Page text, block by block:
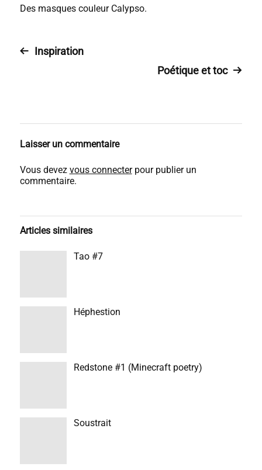
Des masques couleur Calypso.
Inspiration
Poétique et toc
Laisser un commentaire
Vous devez vous connecterpour publier un
commentaire.
Articles similaires
Tao #7
Héphestion
Redstone #1 (Minecraft poetry)
Soustrait